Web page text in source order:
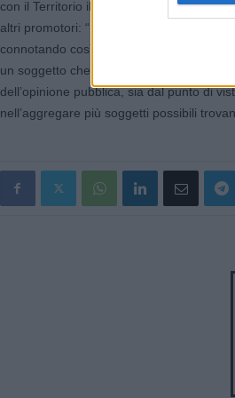
con il Territorio il quale da tempo lavora
altri promotori: “L’obiettivo è quello di
connotando così il prodotto locale anche
un soggetto che permetta di valorizzare
dell’opinione pubblica, sia dal punto di
nell’aggregare più soggetti possibili